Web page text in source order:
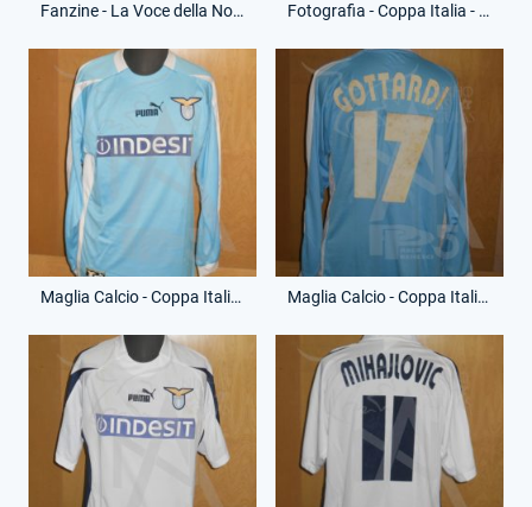
Fanzine - La Voce della Nord - 17 Marzo 2004 - Finale Andata - Lazio-Juventus Fotografia - Coppa Italia - Aparecido Cesar
Maglia Calcio - Coppa Italia - Guerino Gottardi - 17 - (Fronte) Maglia Calcio - Coppa Italia - Guerino Gottardi - 17 - (Retro)